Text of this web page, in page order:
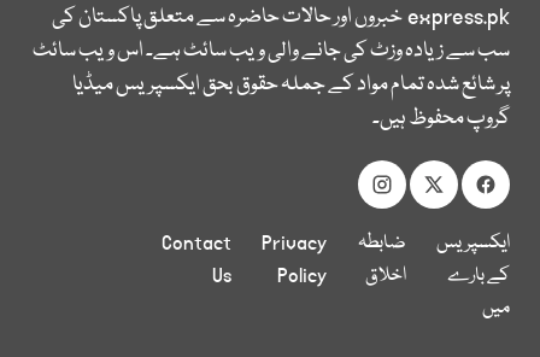
express.pkخبروں اور حالات حاضرہ سے متعلق پاکستان کی
سب سے زیادہ وزٹ کی جانے والی ویب سائٹ ہے۔ اس ویب سائٹ
پر شائع شدہ تمام مواد کے جملہ حقوق بحق ایکسپریس میڈیا
گروپ محفوظ ہیں۔
ایکسپریس
کے بارے
میں
ضابطہ
اخلاق
Privacy
Policy
Contact
Us